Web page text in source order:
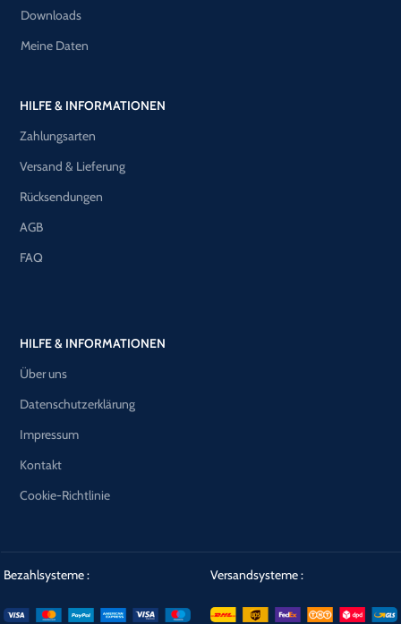
Downloads
Meine Daten
HILFE & INFORMATIONEN
Zahlungsarten
Versand & Lieferung
Rücksendungen
AGB
FAQ
HILFE & INFORMATIONEN
Über uns
Datenschutzerklärung
Impressum
Kontakt
Cookie-Richtlinie
Bezahlsysteme : Versandsysteme :